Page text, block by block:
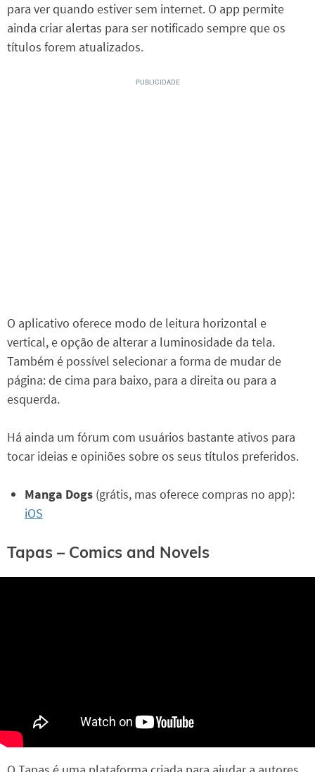
para ver quando estiver sem internet. O app permite
ainda criar alertas para ser notificado sempre que os
títulos forem atualizados.
O aplicativo oferece modo de leitura horizontal e
vertical, e opção de alterar a luminosidade da tela.
Também é possível selecionar a forma de mudar de
página: de cima para baixo, para a direita ou para a
esquerda.
Há ainda um fórum com usuários bastante ativos para
tocar ideias e opiniões sobre os seus títulos preferidos.
Manga Dogs (grátis, mas oferece compras no app):
iOS
Tapas – Comics and Novels